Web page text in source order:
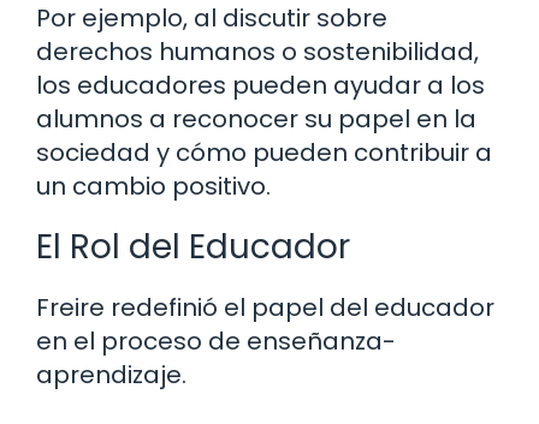
Por ejemplo, al discutir sobre
derechos humanos o sostenibilidad,
los educadores pueden ayudar a los
alumnos a reconocer su papel en la
sociedad y cómo pueden contribuir a
un cambio positivo.
El Rol del Educador
Freire redefinió el papel del educador
en el proceso de enseñanza-
aprendizaje.